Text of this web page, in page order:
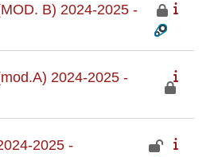
B) 2024-2025 -
2024-2025 -
2025 -